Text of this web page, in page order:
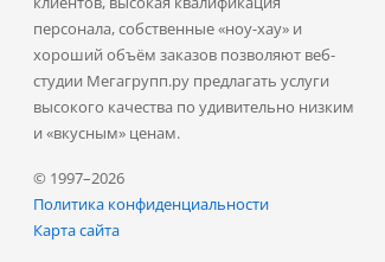
персонала, собственные «ноу-хау» и
хороший объём заказов позволяют веб-
студии Мегагрупп.ру предлагать услуги
высокого качества по удивительно низким
и «вкусным» ценам.
© 1997–2026
Политика конфиденциальности
Карта сайта